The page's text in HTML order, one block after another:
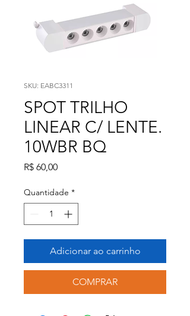
SKU: EABC3311
SPOT TRILHO
LINEAR C/ LENTE.
10WBR BQ
R$ 60,00Preço
Quantidade *
Adicionar ao carrinho
COMPRAR